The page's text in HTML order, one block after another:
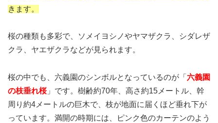
きます。
桜の種類も多彩で、ソメイヨシノやヤマザクラ、シダレザ
クラ、ヤエザクラなどが見られます。
桜の中でも、六義園のシンボルとなっているのが「 六義園
の枝垂れ桜」です。樹齢約70年、高さ約15メートル、幹
周り約4メートルの巨木で、枝が地面に届くほど垂れ下が
っています。満開の時期には、ピンク色のカーテンのよう